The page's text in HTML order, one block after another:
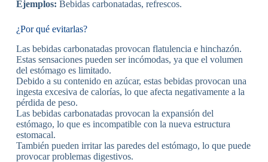
Ejemplos: Bebidas carbonatadas, refrescos.
¿Por qué evitarlas?
Las bebidas carbonatadas provocan flatulencia e hinchazón.
Estas sensaciones pueden ser incómodas, ya que el volumen
del estómago es limitado.
Debido a su contenido en azúcar, estas bebidas provocan una
ingesta excesiva de calorías, lo que afecta negativamente a la
pérdida de peso.
Las bebidas carbonatadas provocan la expansión del
estómago, lo que es incompatible con la nueva estructura
estomacal.
También pueden irritar las paredes del estómago, lo que puede
provocar problemas digestivos.